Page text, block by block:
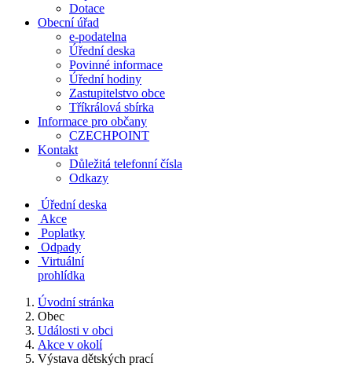
Dotace
Obecní úřad
e-podatelna
Úřední deska
Povinné informace
Úřední hodiny
Zastupitelstvo obce
Tříkrálová sbírka
Informace pro občany
CZECHPOINT
Kontakt
Důležitá telefonní čísla
Odkazy
Úřední deska
Akce
Poplatky
Odpady
Virtuální
prohlídka
Úvodní stránka
Obec
Události v obci
Akce v okolí
Výstava dětských prací